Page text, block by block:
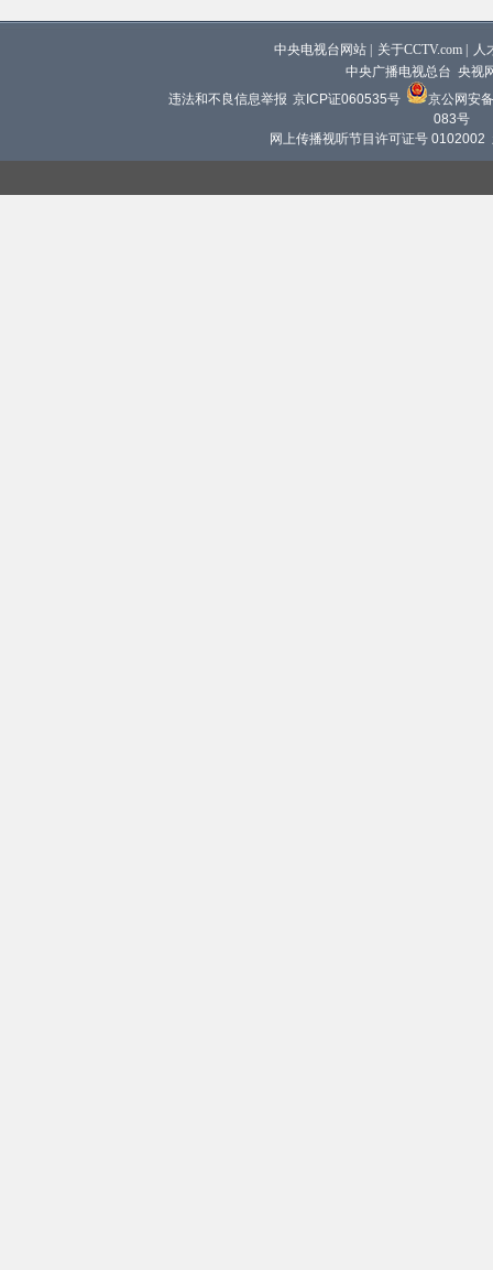
中央电视台网站 关于CCTV.com
人
中央广播电视总台 央视
违法和不良信息举报 京ICP证060535号
京公网安
083号
网上传播视听节目许可证号